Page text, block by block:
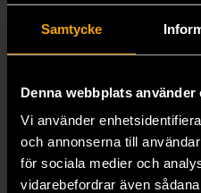
Samtycke
Denna webbplats använder
Vi använder
och annonserna till
för sociala medier och
vidarebefordrar även
Produkten är unik och
Fri frakt på alla köp
14 dagars ångerrät.